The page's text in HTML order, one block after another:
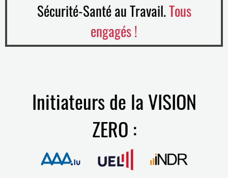
Sécurité-Santé au Travail.Tous
engagés !
Initiateurs de la VISION
ZERO :